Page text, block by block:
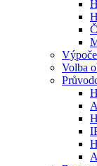
Volba